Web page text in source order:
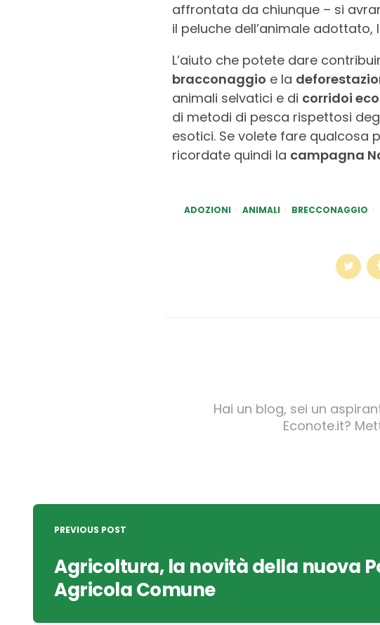
affrontata da chiunque – si
il peluche dell’animale
L’aiuto che potete dare
bracconaggio e la
animali selvatici e di corridoi
di metodi di pesca rispettosi
esotici. Se volete fare qualcosa
ricordate quindi la campagna
ADOZIONI ANIMALI BRECCONAGGIO
Hai un blog, sei un
Econote.it?
Post
navigation
PREVIOUS POST
Agricoltura, la novità della nuova
Agricola Comune